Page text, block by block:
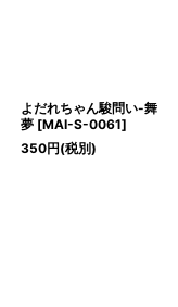
よだれちゃん駿問い-舞
夢 [MAI-S-0061]
350円(税別)